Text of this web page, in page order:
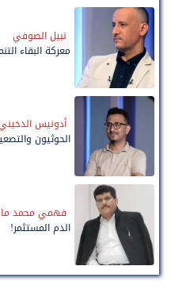
نبيل الصوفي
معركة البقاء
أدونيس
الحوثيون
فهمي محمد
الدم المستثمر!